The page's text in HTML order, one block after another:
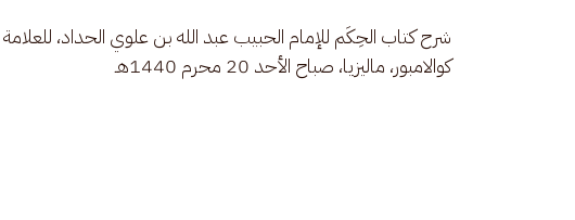
شرح كتاب الحِكَم للإمام الحبيب عبد الله بن علوي الحداد،
كوالامبور، ماليزيا، صباح الأحد 20 محرم 1440هـ